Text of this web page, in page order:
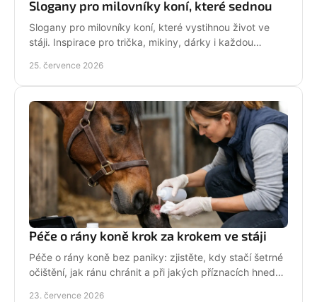
Slogany pro milovníky koní, které sednou
Slogany pro milovníky koní, které vystihnou život ve
stáji. Inspirace pro trička, mikiny, dárky i každou
25. července 2026
Péče o rány koně krok za krokem ve stáji
Péče o rány koně bez paniky: zjistěte, kdy stačí šetrné
očištění, jak ránu chránit a při jakých příznacích hned
23. července 2026